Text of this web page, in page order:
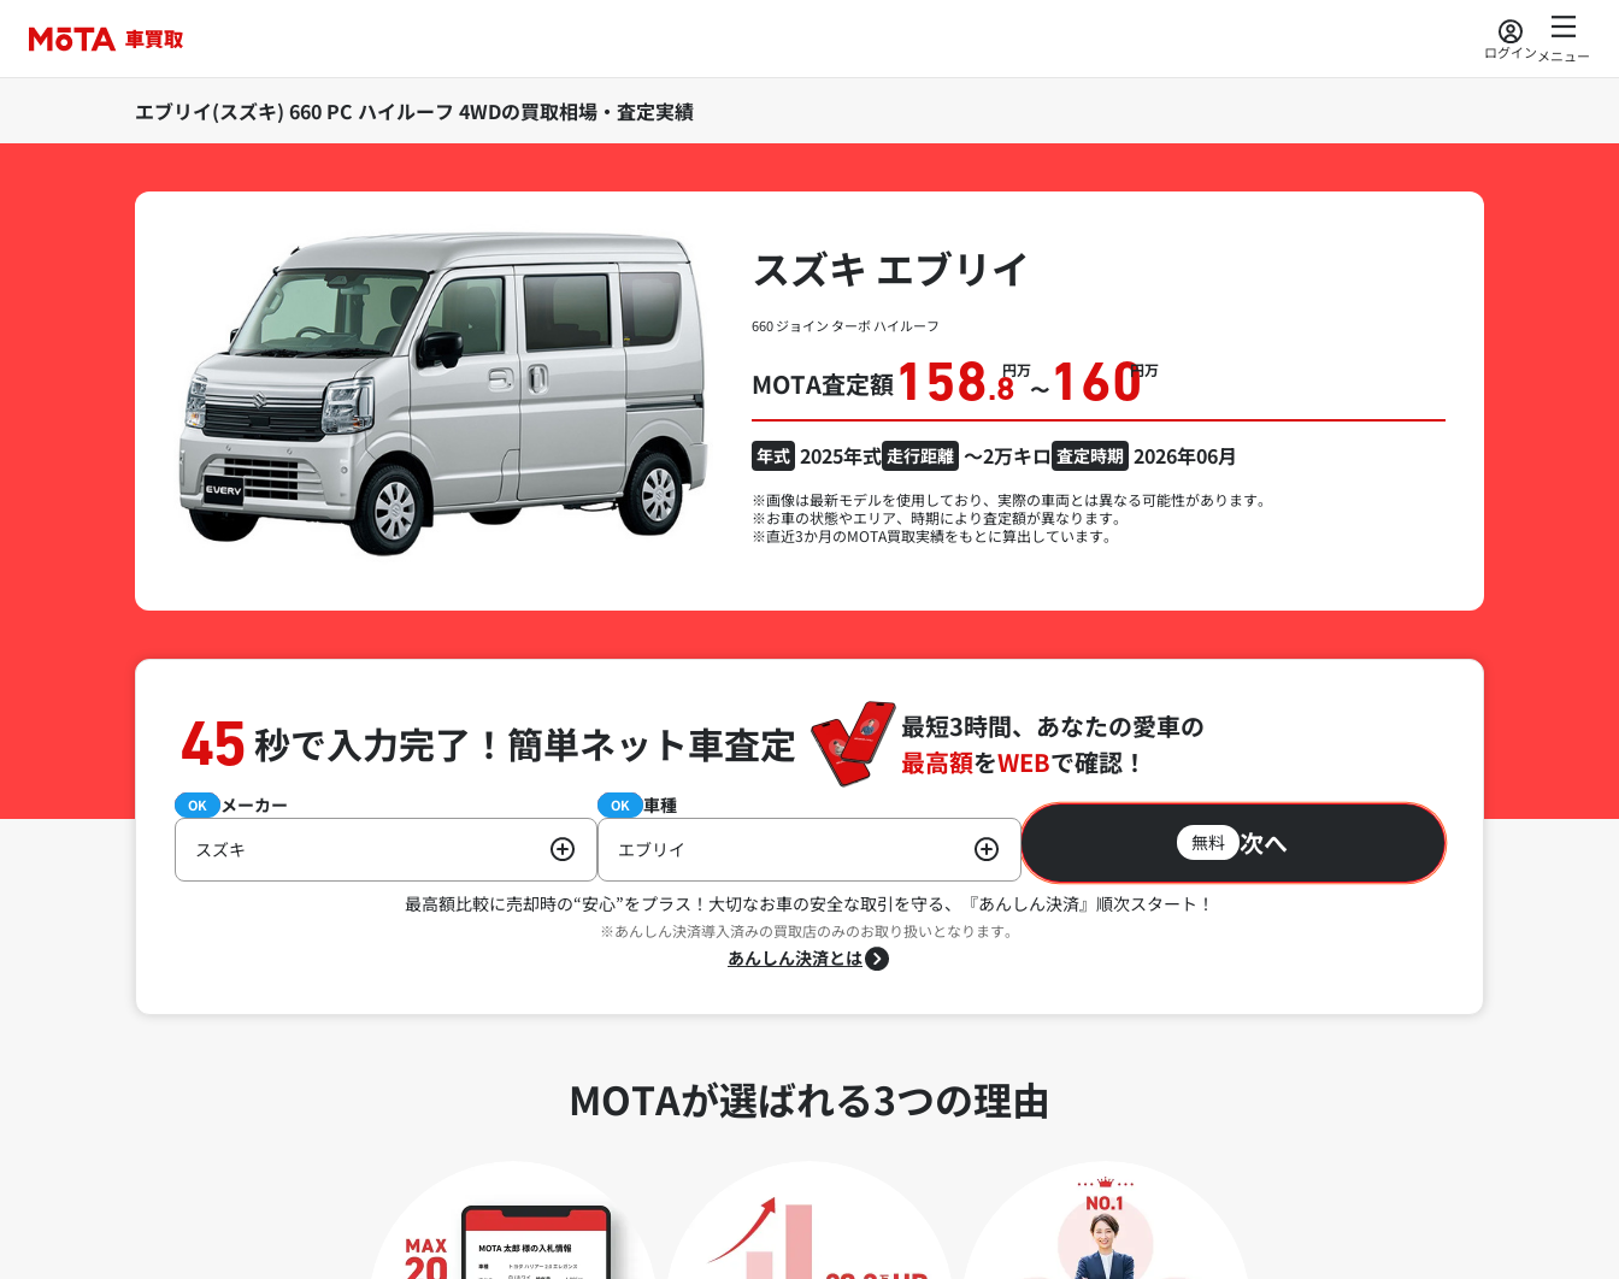
ログインメニュー
エブリイ(スズキ) 660 PC ハイルーフ 4WDの買取相場・査定実績
スズキ エブリイ
660 ジョイン ターボ ハイルーフ
MOTA査定額 158.8
万円
〜 160万円
年式 2025年式 走行距離 ～2万キロ 査定時期 2026年06月
※画像は最新モデルを使用しており、実際の車両とは異なる可能性があります。
※お車の状態やエリア、時期により査定額が異なります。
※直近3か月のMOTA買取実績をもとに算出しています。
45秒で入力完了！ 簡単ネット車査定
最短3時間、あなたの愛車の
最高額をWEBで確認！
必須 メーカー
OK
スズキ
必須 車種
OK
エブリイ 無料 次へ
最高額比較に売却時の“安心”をプラス！ 大切なお車の安全な取引を守る、『あんしん決済』順次スタート！
※あんしん決済導入済みの買取店のみのお取り扱いとなります。
あんしん決済とは
MOTAが選ばれる3つの理由